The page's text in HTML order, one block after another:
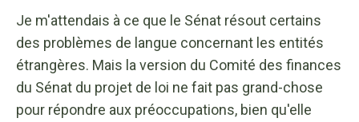
Je m'attendais à ce que le Sénat résout certains
des problèmes de langue concernant les entités
étrangères. Mais la version du Comité des finances
du Sénat du projet de loi ne fait pas grand-chose
pour répondre aux préoccupations, bien qu'elle